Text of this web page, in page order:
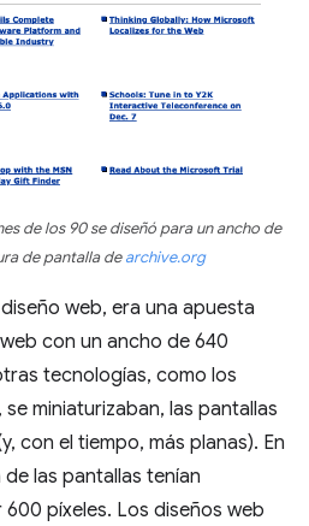
de los 90 se diseñó para un ancho de
de pantalla dearchive.org
web, era una apuesta
con un ancho de 640
tecnologías, como los
miniaturizaban, las pantallas
con el tiempo, más planas). En
las pantallas tenían
píxeles. Los diseños web